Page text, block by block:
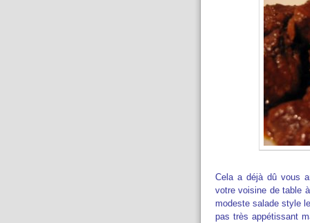
Cela a déjà dû vous
votre voisine de table
modeste salade style
pas très appétissant